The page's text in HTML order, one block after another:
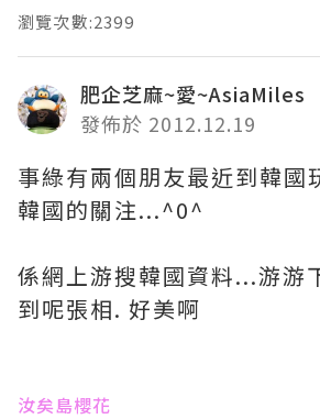
瀏覽次數:2399
肥企芝麻~愛~AsiaMiles
發佈於 2012.12.19
事綠有兩個朋友最近到韓國
韓國的關注...^0^
係網上游搜韓國資料...游游
到呢張相. 好美啊
汝矣島櫻花